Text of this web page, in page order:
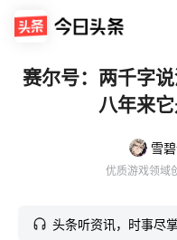
赛尔号：两千字
八年来
雪
优质游戏领域
头条听资讯，时事尽